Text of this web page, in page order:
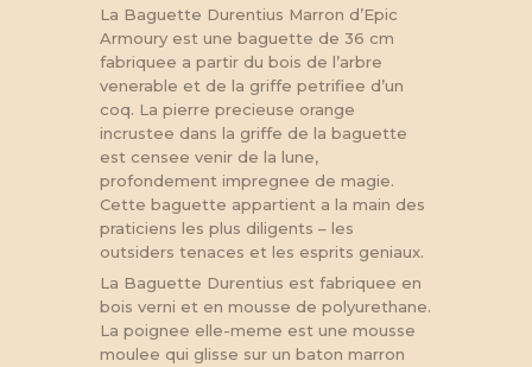
La Baguette Durentius Marron d’Epic
Armoury est une baguette de 36 cm
fabriquee a partir du bois de l’arbre
venerable et de la griffe petrifiee d’un
coq. La pierre precieuse orange
incrustee dans la griffe de la baguette
est censee venir de la lune,
profondement impregnee de magie.
Cette baguette appartient a la main des
praticiens les plus diligents – les
outsiders tenaces et les esprits geniaux.
La Baguette Durentius est fabriquee en
bois verni et en mousse de polyurethane.
La poignee elle-meme est une mousse
moulee qui glisse sur un baton marron